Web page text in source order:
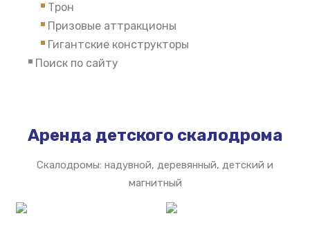
Трон
Призовые аттракционы
Гигантские конструкторы
Поиск по сайту
Аренда детского скалодрома
Скалодромы: надувной, деревянный, детский и
магнитный